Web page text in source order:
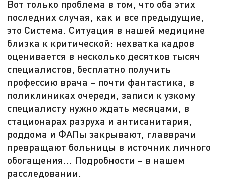
Вот только проблема в том, что оба этих
последних случая, как и все предыдущие,
это Система. Ситуация в нашей медицине
близка к критической: нехватка кадров
оценивается в несколько десятков тысяч
специалистов, бесплатно получить
профессию врача – почти фантастика, в
поликлиниках очереди, записи к узкому
специалисту нужно ждать месяцами, в
стационарах разруха и антисанитария,
роддома и ФАПы закрывают, главврачи
превращают больницы в источник личного
обогащения... Подробности – в нашем
расследовании.